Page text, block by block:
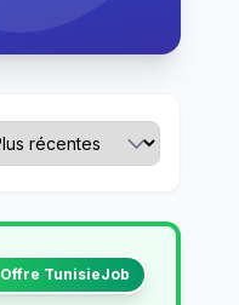
Offre TunisieJob